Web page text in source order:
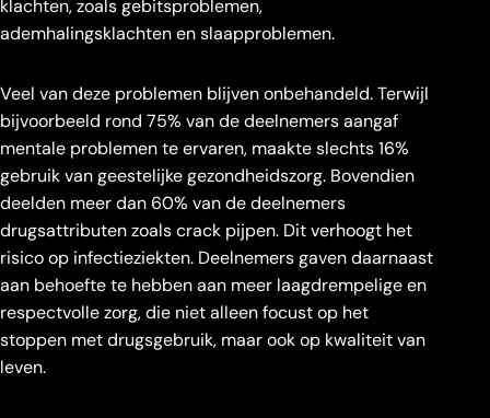
klachten, zoals gebitsproblemen,
ademhalingsklachten en slaapproblemen.
Veel van deze problemen blijven onbehandeld. Terwijl
bijvoorbeeld rond 75% van de deelnemers aangaf
mentale problemen te ervaren, maakte slechts 16%
gebruik van geestelijke gezondheidszorg. Bovendien
deelden meer dan 60% van de deelnemers
drugsattributen zoals crack pijpen. Dit verhoogt het
risico op infectieziekten. Deelnemers gaven daarnaast
aan behoefte te hebben aan meer laagdrempelige en
respectvolle zorg, die niet alleen focust op het
stoppen met drugsgebruik, maar ook op kwaliteit van
leven.